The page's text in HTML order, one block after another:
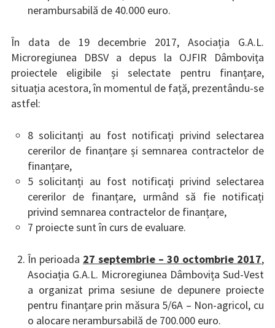
nerambursabilă de 40.000 euro.
În data de 19 decembrie 2017, Asociația G.A.L.
Microregiunea DBSV a depus la OJFIR Dâmbovița
proiectele eligibile și selectate pentru finanțare,
situația acestora, în momentul de față, prezentându-se
astfel:
8 solicitanți au fost notificați privind selectarea
cererilor de finanțare și semnarea contractelor de
finanțare,
5 solicitanți au fost notificați privind selectarea
cererilor de finanțare, urmând să fie notificați
privind semnarea contractelor de finanțare,
7 proiecte sunt în curs de evaluare.
În perioada 27 septembrie – 30 octombrie 2017,
Asociația G.A.L. Microregiunea Dâmbovița Sud-Vest
a organizat prima sesiune de depunere proiecte
pentru finanțare prin măsura 5/6A – Non-agricol, cu
o alocare nerambursabilă de 700.000 euro.